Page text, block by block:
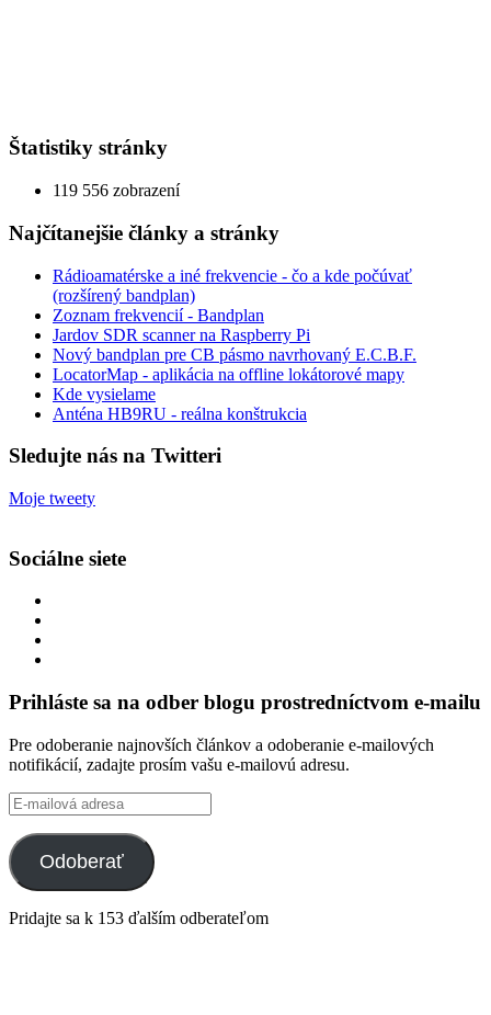
Štatistiky stránky
119 556 zobrazení
Najčítanejšie články a stránky
Rádioamatérske a iné frekvencie - čo a kde počúvať
(rozšírený bandplan)
Zoznam frekvencií - Bandplan
Jardov SDR scanner na Raspberry Pi
Nový bandplan pre CB pásmo navrhovaný E.C.B.F.
LocatorMap - aplikácia na offline lokátorové mapy
Kde vysielame
Anténa HB9RU - reálna konštrukcia
Sledujte nás na Twitteri
Moje tweety
Sociálne siete
Twitter
na
tekkoooo
YouTube
Prihláste sa na odber blogu prostredníctvom e-mailu
Pre odoberanie najnovších článkov a odoberanie e-mailových
notifikácií, zadajte prosím vašu e-mailovú adresu.
E-
mailová
adresa
Odoberať
Pridajte sa k 153 ďalším odberateľom